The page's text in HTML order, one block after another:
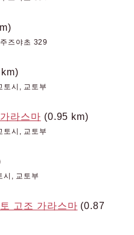
즈야초 329
시, 교토부
라스마 (0.95 km)
시, 교토부
, 교토부
고조 가라스마 (0.87